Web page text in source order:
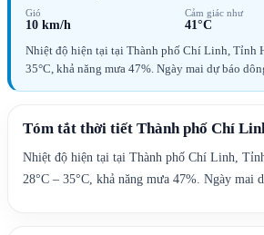
Gió
10 km/h
Cảm giác như
41°C
Nhiệt độ hiện tại tại Thành phố Chí Linh, Tỉnh
35°C, khả năng mưa 47%. Ngày mai dự báo
Tóm tắt thời tiết Thành phố Chí
Nhiệt độ hiện tại tại Thành phố Chí Linh,
28°C – 35°C, khả năng mưa 47%. Ngày mai